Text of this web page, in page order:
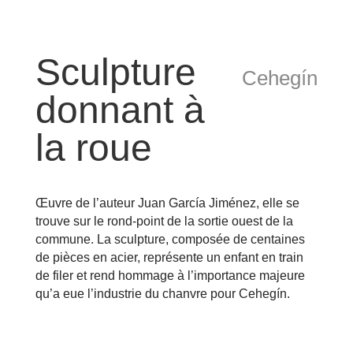
Sculpture
donnant à
la roue
Cehegín
Œuvre de l’auteur Juan García Jiménez, elle se
trouve sur le rond-point de la sortie ouest de la
commune. La sculpture, composée de centaines
de pièces en acier, représente un enfant en train
de filer et rend hommage à l’importance majeure
qu’a eue l’industrie du chanvre pour Cehegín.